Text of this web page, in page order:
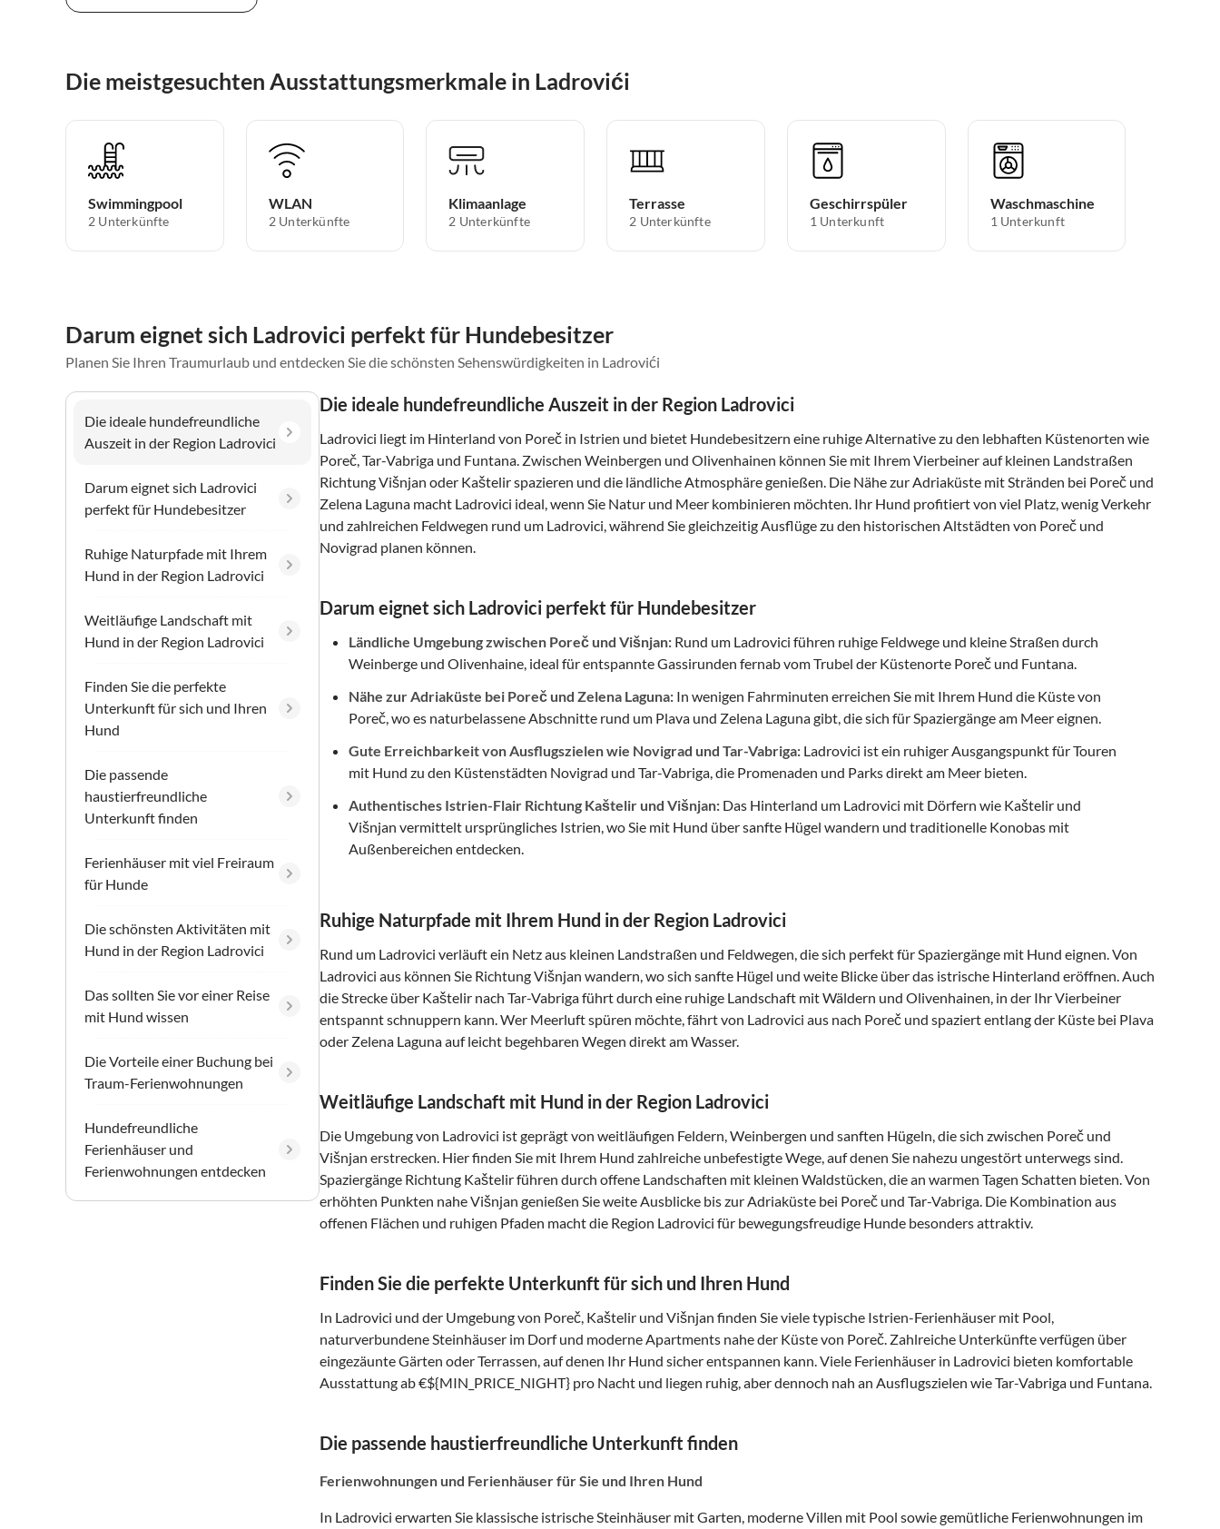
Die meistgesuchten Ausstattungsmerkmale in Ladrovići
Swimmingpool
2 Unterkünfte
WLAN
2 Unterkünfte
Klimaanlage
2 Unterkünfte
Terrasse
2 Unterkünfte
Geschirrspüler
1 Unterkunft
Waschmaschine
1 Unterkunft
Darum eignet sich Ladrovici perfekt für Hundebesitzer
Planen Sie Ihren Traumurlaub und entdecken Sie die schönsten Sehenswürdigkeiten in Ladrovići
Die ideale hundefreundliche
Auszeit in der Region Ladrovici
Darum eignet sich Ladrovici
perfekt für Hundebesitzer
Ruhige Naturpfade mit Ihrem
Hund in der Region Ladrovici
Weitläufige Landschaft mit
Hund in der Region Ladrovici
Finden Sie die perfekte
Unterkunft für sich und Ihren
Hund
Die passende
haustierfreundliche
Unterkunft finden
Ferienhäuser mit viel Freiraum
für Hunde
Die schönsten Aktivitäten mit
Hund in der Region Ladrovici
Das sollten Sie vor einer Reise
mit Hund wissen
Die Vorteile einer Buchung bei
Traum-Ferienwohnungen
Hundefreundliche
Ferienhäuser und
Ferienwohnungen entdecken
Die ideale hundefreundliche Auszeit in der Region Ladrovici
Ladrovici liegt im Hinterland von Poreč in Istrien und bietet Hundebesitzern eine ruhige Alternative zu den lebhaften Küstenorten wie
Poreč, Tar-Vabriga und Funtana. Zwischen Weinbergen und Olivenhainen können Sie mit Ihrem Vierbeiner auf kleinen Landstraßen
Richtung Višnjan oder Kaštelir spazieren und die ländliche Atmosphäre genießen. Die Nähe zur Adriaküste mit Stränden bei Poreč und
Zelena Laguna macht Ladrovici ideal, wenn Sie Natur und Meer kombinieren möchten. Ihr Hund profitiert von viel Platz, wenig Verkehr
und zahlreichen Feldwegen rund um Ladrovici, während Sie gleichzeitig Ausflüge zu den historischen Altstädten von Poreč und
Novigrad planen können.
Darum eignet sich Ladrovici perfekt für Hundebesitzer
Ländliche Umgebung zwischen Poreč und Višnjan: Rund um Ladrovici führen ruhige Feldwege und kleine Straßen durch
Weinberge und Olivenhaine, ideal für entspannte Gassi­runden fernab vom Trubel der Küstenorte Poreč und Funtana.
Nähe zur Adriaküste bei Poreč und Zelena Laguna: In wenigen Fahrminuten erreichen Sie mit Ihrem Hund die Küste von
Poreč, wo es naturbelassene Abschnitte rund um Plava und Zelena Laguna gibt, die sich für Spaziergänge am Meer eignen.
Gute Erreichbarkeit von Ausflugszielen wie Novigrad und Tar-Vabriga: Ladrovici ist ein ruhiger Ausgangspunkt für Touren
mit Hund zu den Küstenstädten Novigrad und Tar-Vabriga, die Promenaden und Parks direkt am Meer bieten.
Authentisches Istrien-Flair Richtung Kaštelir und Višnjan: Das Hinterland um Ladrovici mit Dörfern wie Kaštelir und
Višnjan vermittelt ursprüngliches Istrien, wo Sie mit Hund über sanfte Hügel wandern und traditionelle Konobas mit
Außenbereichen entdecken.
Ruhige Naturpfade mit Ihrem Hund in der Region Ladrovici
Rund um Ladrovici verläuft ein Netz aus kleinen Landstraßen und Feldwegen, die sich perfekt für Spaziergänge mit Hund eignen. Von
Ladrovici aus können Sie Richtung Višnjan wandern, wo sich sanfte Hügel und weite Blicke über das istrische Hinterland eröffnen. Auch
die Strecke über Kaštelir nach Tar-Vabriga führt durch eine ruhige Landschaft mit Wäldern und Olivenhainen, in der Ihr Vierbeiner
entspannt schnuppern kann. Wer Meerluft spüren möchte, fährt von Ladrovici aus nach Poreč und spaziert entlang der Küste bei Plava
oder Zelena Laguna auf leicht begehbaren Wegen direkt am Wasser.
Weitläufige Landschaft mit Hund in der Region Ladrovici
Die Umgebung von Ladrovici ist geprägt von weitläufigen Feldern, Weinbergen und sanften Hügeln, die sich zwischen Poreč und
Višnjan erstrecken. Hier finden Sie mit Ihrem Hund zahlreiche unbefestigte Wege, auf denen Sie nahezu ungestört unterwegs sind.
Spaziergänge Richtung Kaštelir führen durch offene Landschaften mit kleinen Waldstücken, die an warmen Tagen Schatten bieten. Von
erhöhten Punkten nahe Višnjan genießen Sie weite Ausblicke bis zur Adriaküste bei Poreč und Tar-Vabriga. Die Kombination aus
offenen Flächen und ruhigen Pfaden macht die Region Ladrovici für bewegungsfreudige Hunde besonders attraktiv.
Finden Sie die perfekte Unterkunft für sich und Ihren Hund
In Ladrovici und der Umgebung von Poreč, Kaštelir und Višnjan finden Sie viele typische Istrien-Ferienhäuser mit Pool,
naturverbundene Steinhäuser im Dorf und moderne Apartments nahe der Küste von Poreč. Zahlreiche Unterkünfte verfügen über
eingezäunte Gärten oder Terrassen, auf denen Ihr Hund sicher entspannen kann. Viele Ferienhäuser in Ladrovici bieten komfortable
Ausstattung ab €${MIN_PRICE_NIGHT} pro Nacht und liegen ruhig, aber dennoch nah an Ausflugszielen wie Tar-Vabriga und Funtana.
Die passende haustierfreundliche Unterkunft finden
Ferienwohnungen und Ferienhäuser für Sie und Ihren Hund
In Ladrovici erwarten Sie klassische istrische Steinhäuser mit Garten, moderne Villen mit Pool sowie gemütliche Ferienwohnungen im